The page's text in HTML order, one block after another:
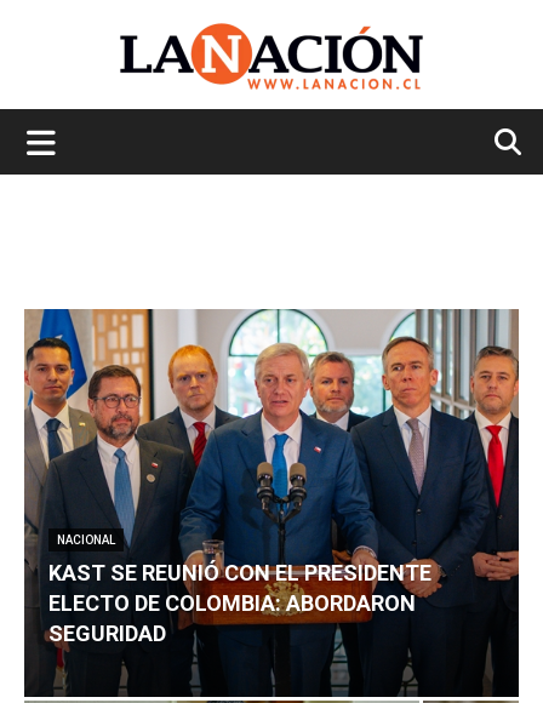
NACIONAL
KAST SE REUNIÓ CON EL PRESIDENTE
ELECTO DE COLOMBIA: ABORDARON
SEGURIDAD